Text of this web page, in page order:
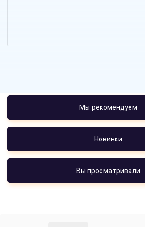
Мы рекомендуем
Новинки
Вы просматривали